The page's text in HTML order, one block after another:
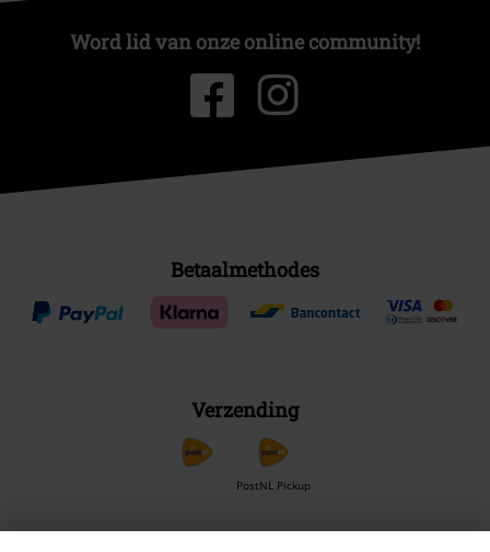
Word lid van onze online community!
Betaalmethodes
Verzending
PostNL Pickup